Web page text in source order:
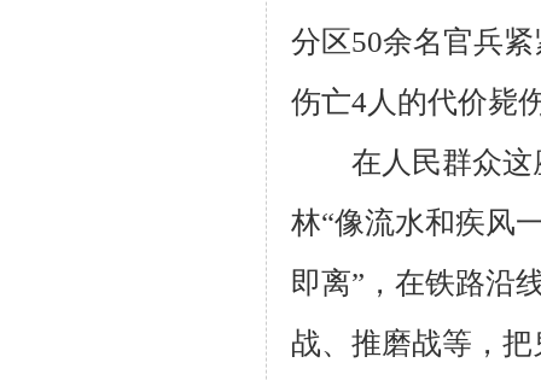
分区50余名官兵
伤亡4人的代价毙
在人民群众这
林“像流水和疾风
即离”，在铁路沿
战、推磨战等，